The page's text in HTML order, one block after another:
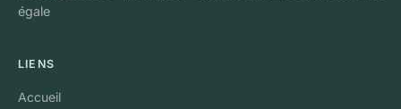
égale
LIENS
Accueil